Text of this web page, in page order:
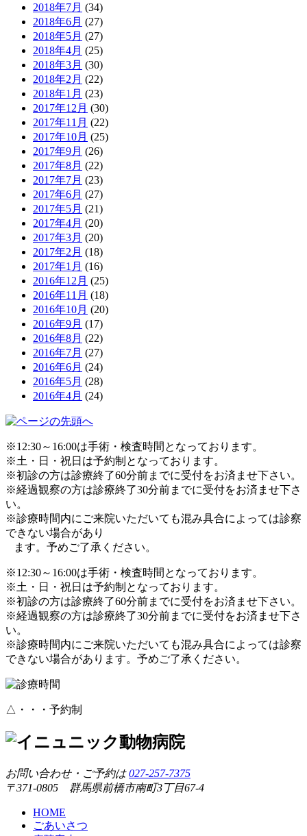
2018年7月 (34)
2018年6月 (27)
2018年5月 (27)
2018年4月 (25)
2018年3月 (30)
2018年2月 (22)
2018年1月 (23)
2017年12月 (30)
2017年11月 (22)
2017年10月 (25)
2017年9月 (26)
2017年8月 (22)
2017年7月 (23)
2017年6月 (27)
2017年5月 (21)
2017年4月 (20)
2017年3月 (20)
2017年2月 (18)
2017年1月 (16)
2016年12月 (25)
2016年11月 (18)
2016年10月 (20)
2016年9月 (17)
2016年8月 (22)
2016年7月 (27)
2016年6月 (24)
2016年5月 (28)
2016年4月 (24)
※12:30～16:00は手術・検査時間となっております。
※土・日・祝日は予約制となっております。
※初診の方は診療終了60分前までに受付をお済ませ下さい。
※経過観察の方は診療終了30分前までに受付をお済ませ下さ
い。
※診療時間内にご来院いただいても混み具合によっては診察
できない場合があり
ます。予めご了承ください。
※12:30～16:00は手術・検査時間となっております。
※土・日・祝日は予約制となっております。
※初診の方は診療終了60分前までに受付をお済ませ下さい。
※経過観察の方は診療終了30分前までに受付をお済ませ下さ
い。
※診療時間内にご来院いただいても混み具合によっては診察
できない場合があります。予めご了承ください。
△・・・予約制
お問い合わせ・ご予約は027-257-7375
〒371-0805 群馬県前橋市南町3丁目67-4
HOME
ごあいさつ